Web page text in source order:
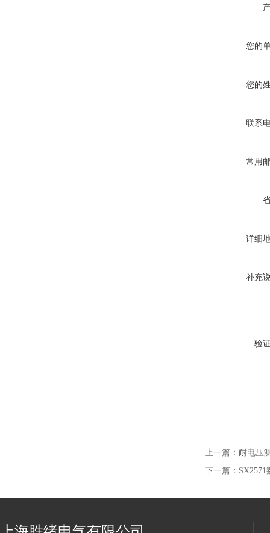
您的
您的
联系
常用
详细
补充
验
上一篇： 耐电压
下一篇：